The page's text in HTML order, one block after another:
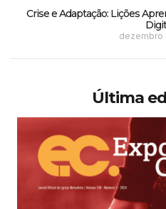
Crise e Adaptação: Lições
dezembro
Última